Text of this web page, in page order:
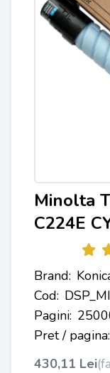
Minolta
C224E
Brand:
Cod:
Pagini:
Pret / pagina:
430,11 Lei